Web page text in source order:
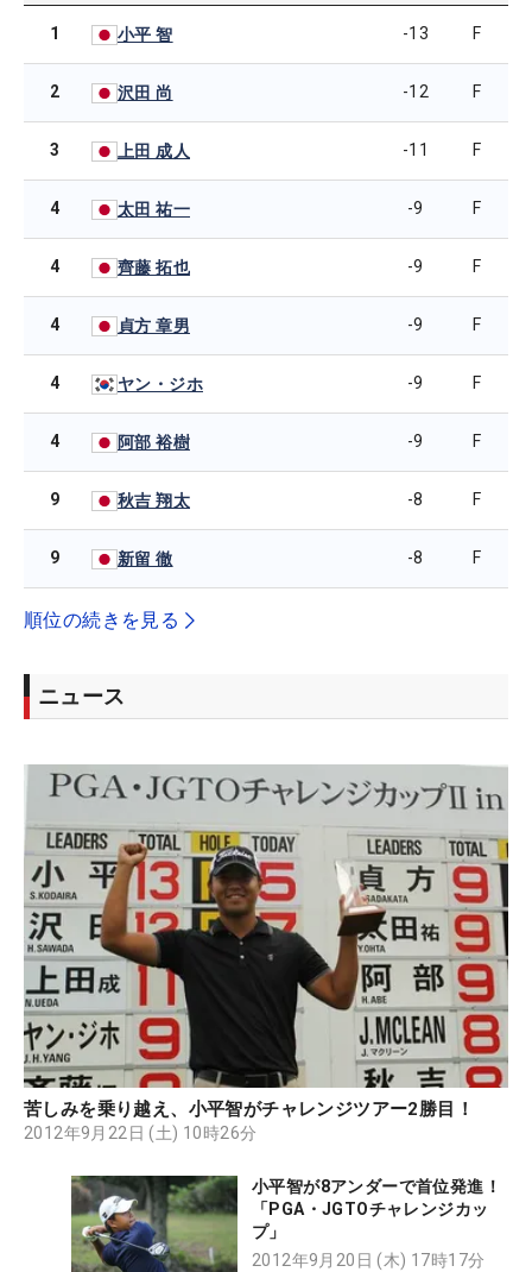
1 小平 智 -13 F
2 沢田 尚 -12 F
3 上田 成人 -11 F
4 太田 祐一 -9 F
4 齊藤 拓也 -9 F
4 貞方 章男 -9 F
4 ヤン・ジホ -9 F
4 阿部 裕樹 -9 F
9 秋吉 翔太 -8 F
9 新留 徹 -8 F
順位の続きを見る
ニュース
苦しみを乗り越え、小平智がチャレンジツアー2勝目！
2012年9月22日 (土) 10時26分
小平智が8アンダーで首位発進！
「PGA・JGTOチャレンジカッ
プ」
2012年9月20日 (木) 17時17分